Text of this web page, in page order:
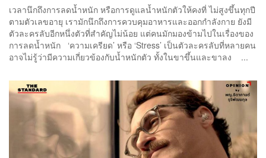
เวลานึกถึงการลดน้ำหนัก หรือการดูแลน้ำหนักตัวให้คงที่ ไม่สูงขึ้นทุกปี
ตามตัวเลขอายุ เรามักนึกถึงการควบคุมอาหารและออกกำลังกาย ยังมี
ตัวละครลับอีกหนึ่งตัวที่สำคัญไม่น้อย แต่คนมักมองข้ามไปในเรื่องของ
การลดน้ำหนัก ‘ความเครียด’ หรือ ‘Stress’ เป็นตัวละครลับที่หลายคน
อาจไม่รู้ว่ามีความเกี่ยวข้องกับน้ำหนักตัว ทั้งในขาขึ้นและขาลง ...